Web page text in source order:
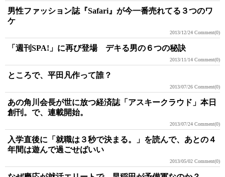
男性ファッション誌『Safari』が今一番売れてる３つのワ
ケ
2013/12/24 Comment(0)
「週刊SPA!」に再び登場 デキる男の６つの秘訣
2013/11/14 Comment(0)
ところで、平田凡作って誰？
2013/07/26 Comment(0)
あの角川会長が世に放つ経済誌「アスキークラウド」本日
創刊。で、連載開始。
2013/07/24 Comment(0)
入学直後に「就職は３秒で決まる。」を読んで、あとの４
年間は遊んで過ごせばいい
2013/05/02 Comment(0)